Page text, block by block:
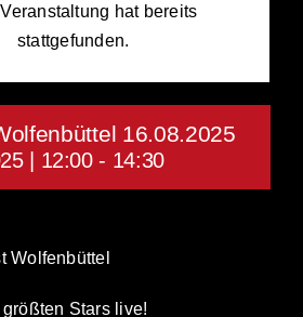
hat bereits
stattgefunden.
16.08.2025
| 12:00- 14:30
Wolfenbüttel
Stars live!